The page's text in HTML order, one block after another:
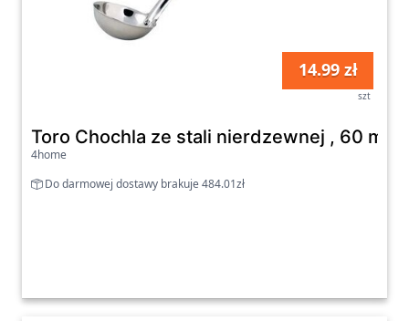
14.99 zł
szt
Toro Chochla ze stali nierdzewnej , 60 ml ,
4home
Do darmowej dostawy brakuje 484.01zł